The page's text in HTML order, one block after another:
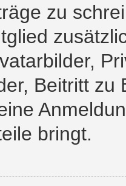
zu
Beitritt zu
bringt.